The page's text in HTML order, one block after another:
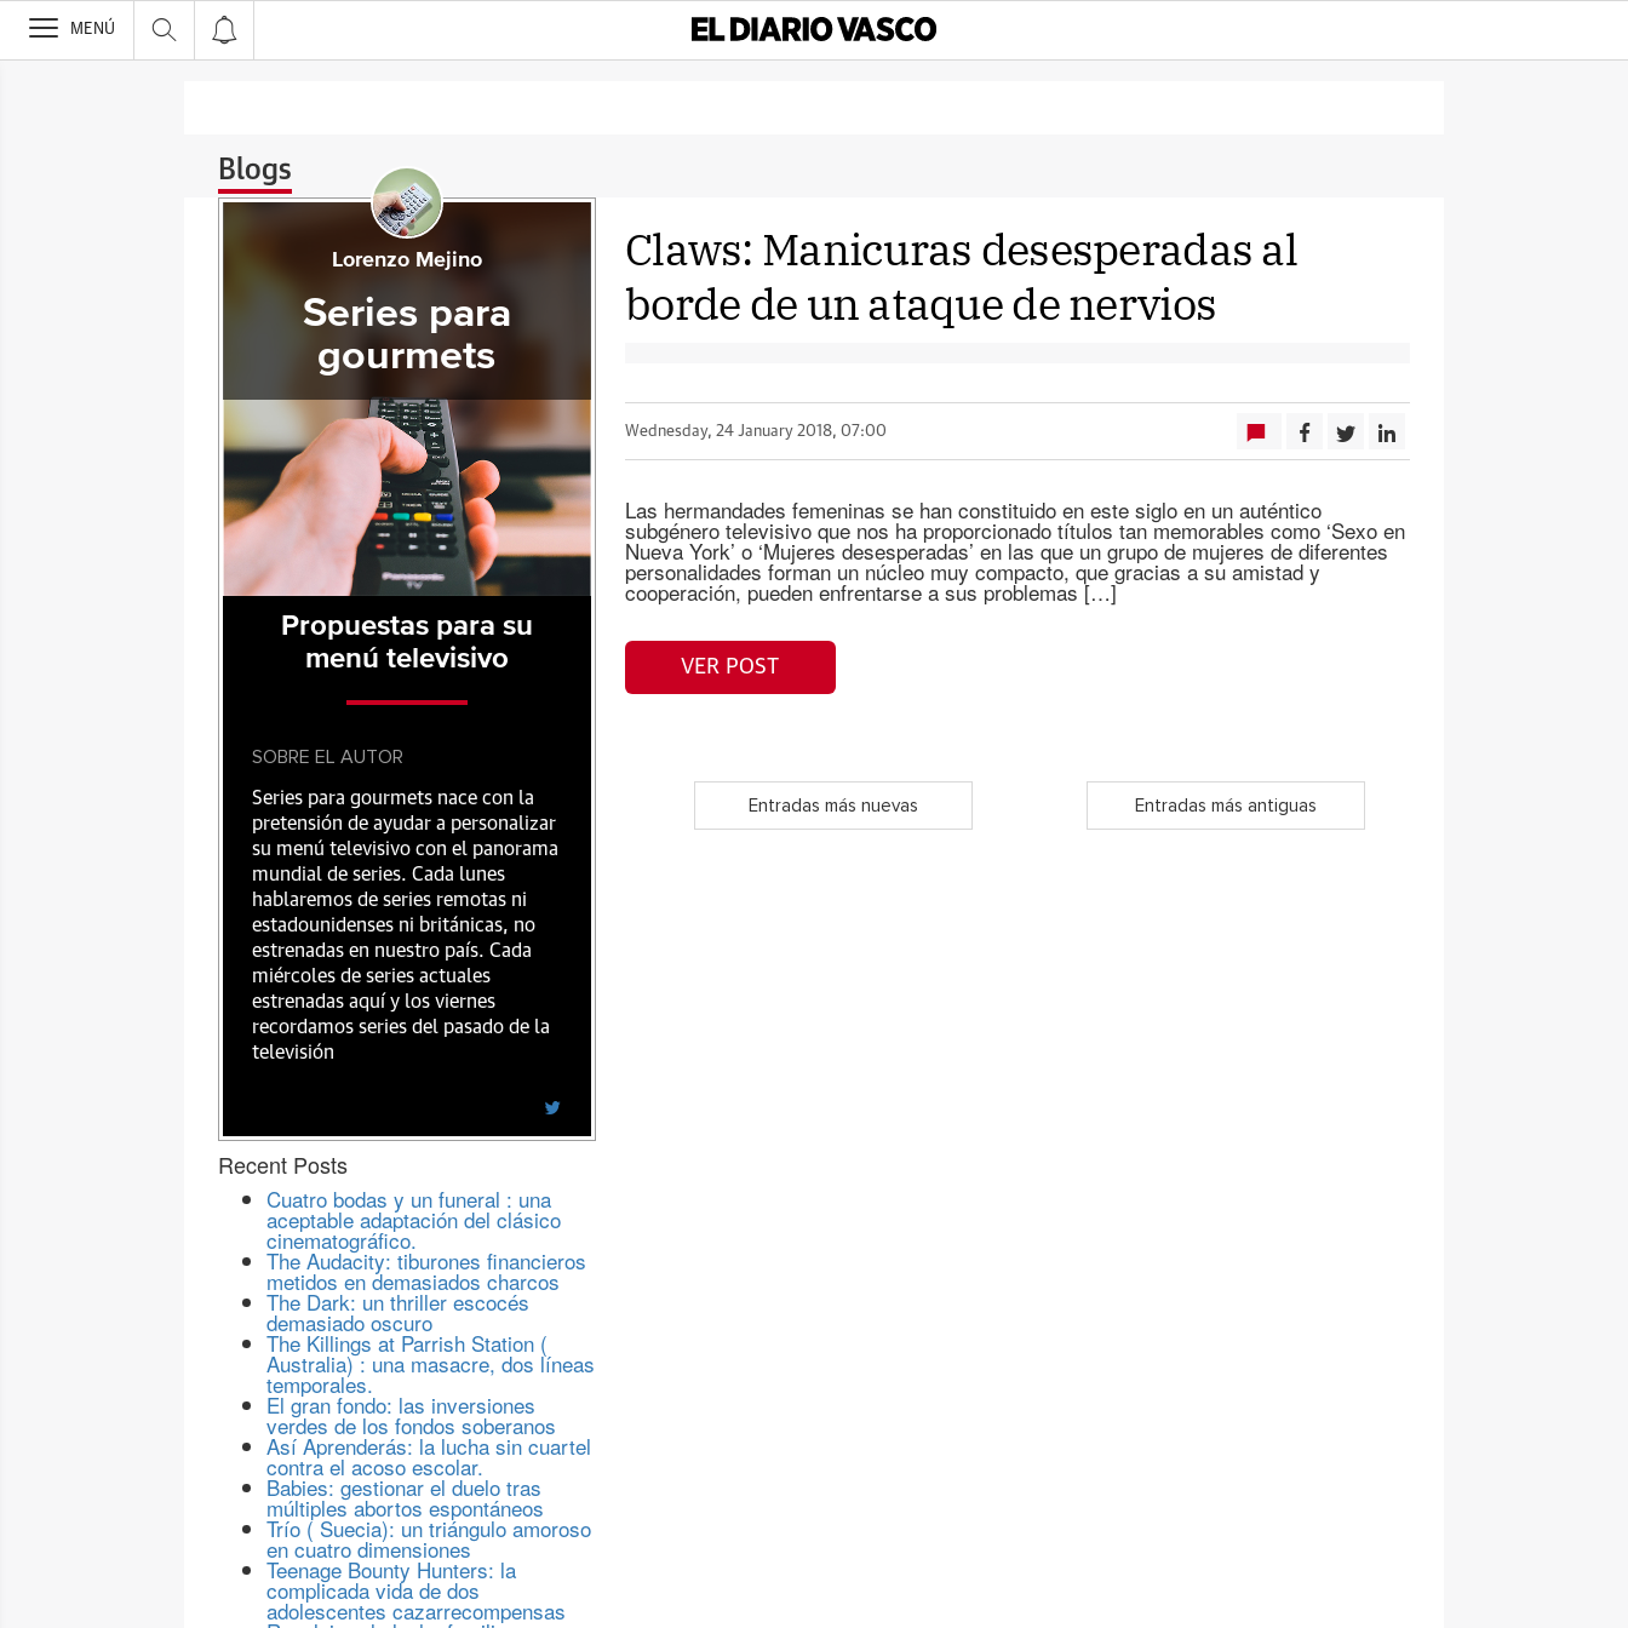
>
MENÚ
Blogs
Claws: Manicuras desesperadas al
borde de un ataque de nervios
Wednesday, 24 January 2018, 07:00
Las hermandades femeninas se han constituido en este siglo en un auténtico
subgénero televisivo que nos ha proporcionado títulos tan memorables como ‘Sexo en
Nueva York’ o ‘Mujeres desesperadas’ en las que un grupo de mujeres de diferentes
personalidades forman un núcleo muy compacto, que gracias a su amistad y
cooperación, pueden enfrentarse a sus problemas […]
VER POST
Entradas más nuevas Entradas más antiguas
Lorenzo Mejino
Series para
gourmets
Propuestas para su
menú televisivo
SOBRE EL AUTOR
Series para gourmets nace con la
pretensión de ayudar a personalizar
su menú televisivo con el panorama
mundial de series. Cada lunes
hablaremos de series remotas ni
estadounidenses ni británicas, no
estrenadas en nuestro país. Cada
miércoles de series actuales
estrenadas aquí y los viernes
recordamos series del pasado de la
televisión
Recent Posts
Cuatro bodas y un funeral : una
aceptable adaptación del clásico
cinematográfico.
The Audacity: tiburones financieros
metidos en demasiados charcos
The Dark: un thriller escocés
demasiado oscuro
The Killings at Parrish Station (
Australia) : una masacre, dos líneas
temporales.
El gran fondo: las inversiones
verdes de los fondos soberanos
Así Aprenderás: la lucha sin cuartel
contra el acoso escolar.
Babies: gestionar el duelo tras
múltiples abortos espontáneos
Trío ( Suecia): un triángulo amoroso
en cuatro dimensiones
Teenage Bounty Hunters: la
complicada vida de dos
adolescentes cazarrecompensas